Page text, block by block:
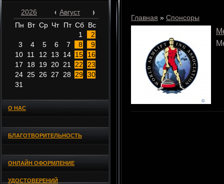
2026
Август
Пн Вт Ср Чт Пт Сб Вс
1
2
3
4 5 6 7 8
9
10 11 12 13 14 15
16
17
18 19 20 21 22
23
24 25 26 27 28 29 30
31
О НАС
БЛАГОТВОРИТЕЛЬНОСТЬ
ОНЛАЙН ОФОРМЛЕНИЕ
УДОСТОВЕРЕНИЙ
Главная » Спонсоры